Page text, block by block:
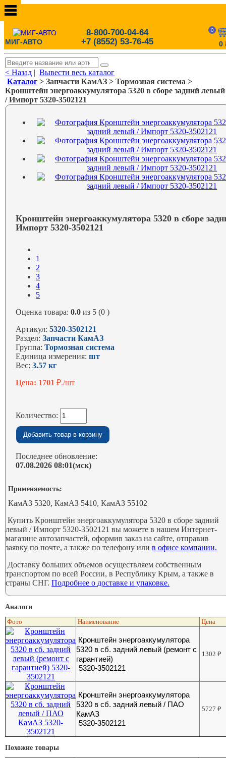
МИГ-АВТО
8-800-700-04-64
+7 (8552) 53-76-45
0
0
< Назад |Вывести весь каталог
Каталог > Запчасти КамАЗ > Тормозная система >
Кронштейн энергоаккумулятора 5320 в сборе задний левый
/ Импорт 5320-3502121
Кронштейн энергоаккумулятора 5320 в сборе
Импорт 5320-3502121
1
2
3
4
5
Оценка товара:0.0 из 5 (0 )
Артикул:5320-3502121
Раздел:Запчасти КамАЗ
Группа:Тормозная система
Единица измерения:шт
Вес:3.57 кг
Цена: 1701₽./шт
Количество:
Последнее обновление:
07.08.2026 08:01(мск)
Применяемость:
КамАЗ 5320, КамАЗ 5410, КамАЗ 55102
Купить Кронштейн энергоаккумулятора 5320 в сборе задний
левый / Импорт 5320-3502121 вы можете в нашем Интернет-
магазине автозапчастей, оформив заказ на сайте, отправив
заявку по почте, а также по телефону илив офисе компании.
Доставку больших объемов осуществляем собственным
транспортом по всей России, в Республику Крым, а также в
страны СНГ.Подробнее о доставке и упаковке.
Аналоги
Фото Наименование Цена
Кронштейн энергоаккумулятора
5320 в сб. задний левый (ремонт с
гарантией)
5320-3502121
1302₽
Кронштейн энергоаккумулятора
5320 в сб. задний левый / ПАО
КамАЗ
5320-3502121
5727₽
Похожие товары